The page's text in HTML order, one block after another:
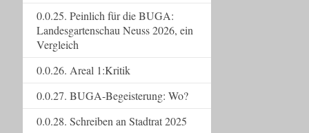
0.0.25. Peinlich für die BUGA:
Landesgartenschau Neuss 2026, ein
Vergleich
0.0.26. Areal 1:Kritik
0.0.27. BUGA-Begeisterung: Wo?
0.0.28. Schreiben an Stadtrat 2025